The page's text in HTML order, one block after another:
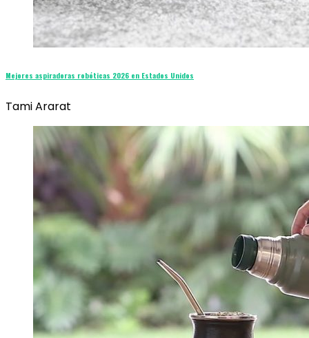
Mejores aspiradoras robóticas 2026 en Estados Unidos
Tami Ararat